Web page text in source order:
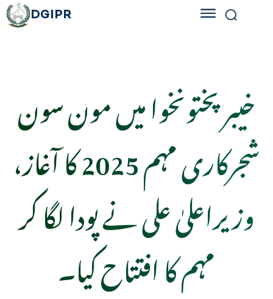
DGIPR
خیبرپختونخوا میں مون سون
شجرکاری مہم 2025 کا آغاز،
وزیراعلیٰ علی نے پودا لگا کر
مہم کا افتتاح کیا۔